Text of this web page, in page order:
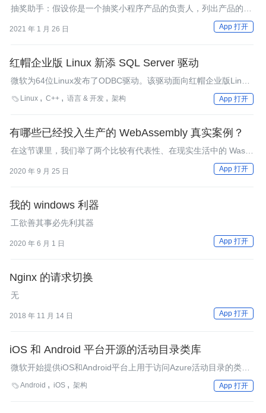
抽奖助手：假设你是一个抽奖小程序产品的负责人，列出产品的利
2021 年 1 月 26 日 App 打开
红帽企业版 Linux 新添 SQL Server 驱动
微软为64位Linux发布了ODBC驱动。该驱动面向红帽企业版Linux
5和企业版Linux 6上的C和C++开发人员。
 Linux C++ 语言 & 开发 架构 App 打开
有哪些已经投入生产的 WebAssembly 真实案例？
在这节课里，我们举了两个比较有代表性、在现实生活中的 Wasm
2020 年 9 月 25 日 App 打开
我的 windows 利器
工欲善其事必先利其器
2020 年 6 月 1 日 App 打开
Nginx 的请求切换
无
2018 年 11 月 14 日 App 打开
iOS 和 Android 平台开源的活动目录类库
微软开始提供iOS和Android平台上用于访问Azure活动目录的类库
预览版。这些类库采用Apache 2许可，并已经发布到github。
Android iOS 架构 App 打开